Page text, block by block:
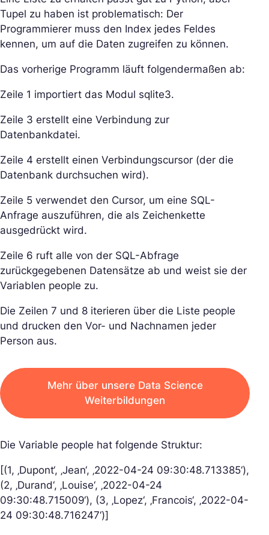
Tupel zu haben ist problematisch: Der
Programmierer muss den Index jedes Feldes
kennen, um auf die Daten zugreifen zu können.
Das vorherige Programm läuft folgendermaßen ab:
Zeile 1 importiert das Modul sqlite3.
Zeile 3 erstellt eine Verbindung zur
Datenbankdatei.
Zeile 4 erstellt einen Verbindungscursor (der die
Datenbank durchsuchen wird).
Zeile 5 verwendet den Cursor, um eine SQL-
Anfrage auszuführen, die als Zeichenkette
ausgedrückt wird.
Zeile 6 ruft alle von der SQL-Abfrage
zurückgegebenen Datensätze ab und weist sie der
Variablen people zu.
Die Zeilen 7 und 8 iterieren über die Liste people
und drucken den Vor- und Nachnamen jeder
Person aus.
Mehr über unsere Data Science
Weiterbildungen
Die Variable people hat folgende Struktur:
[(1, ‚Dupont‘, ‚Jean‘, ‚2022-04-24 09:30:48.713385‘),
(2, ‚Durand‘, ‚Louise‘, ‚2022-04-24
09:30:48.715009‘), (3, ‚Lopez‘, ‚Francois‘, ‚2022-04-
24 09:30:48.716247‘)]